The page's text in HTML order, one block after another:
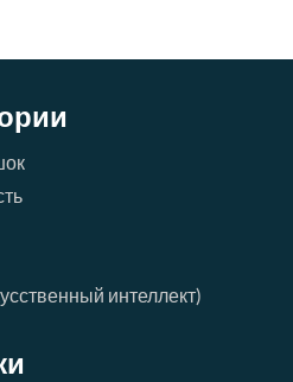
интеллект)